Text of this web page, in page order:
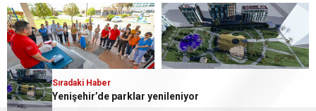
Mersin Büyükşehir’den Yenişehir’de parklar
Sıradaki Haber
Yenişehir’de parklar yenileniyor